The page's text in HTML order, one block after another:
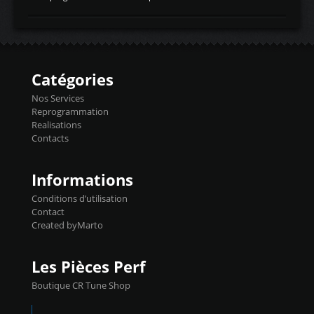
d'admissiontemp ex. pour atmo -30- 80°C
temperaturetemperature ldr moteurtemp
Injecteurs + Flashpro 1370€ TTC Le
précise et performante. Vous pourrez
basculer de la carto sans plomb à Ethanol à
l'aide du flashpro OPTION ECONOMIQUES
Reprog SP 98 sur le calculateur d'origine
450€ TTC Un gain d'environ 10cv et 15nm
Catégories
Nos Services
Reprogrammation
Realisations
Contacts
Informations
Conditions d’utilisation
Contact
Created byMarto
Les Pièces Perf
Boutique CR Tune Shop